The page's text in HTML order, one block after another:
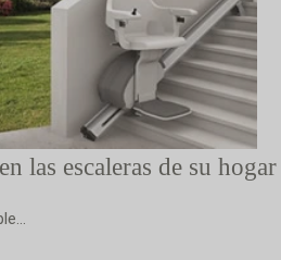
las escaleras de su hogar